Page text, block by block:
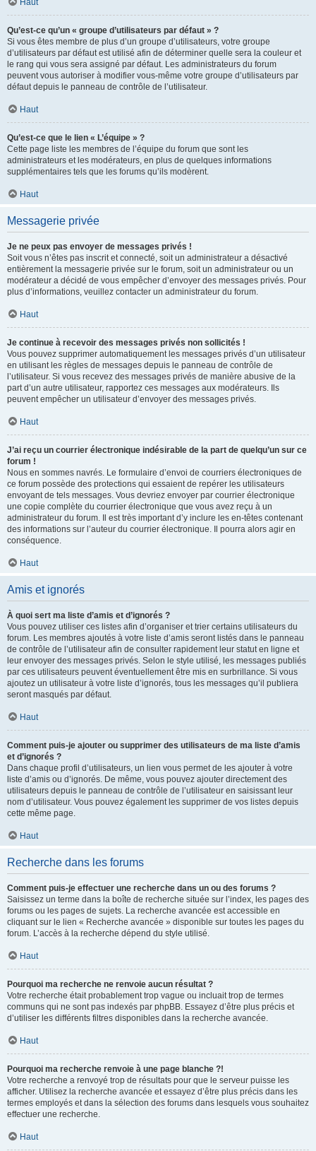
Haut
Qu’est-ce qu’un « groupe d’utilisateurs par défaut » ?
Si vous êtes membre de plus d’un groupe d’utilisateurs, votre groupe
d’utilisateurs par défaut est utilisé afin de déterminer quelle sera la couleur et
le rang qui vous sera assigné par défaut. Les administrateurs du forum
peuvent vous autoriser à modifier vous-même votre groupe d’utilisateurs par
défaut depuis le panneau de contrôle de l’utilisateur.
Haut
Qu’est-ce que le lien « L’équipe » ?
Cette page liste les membres de l’équipe du forum que sont les
administrateurs et les modérateurs, en plus de quelques informations
supplémentaires tels que les forums qu’ils modèrent.
Haut
Messagerie privée
Je ne peux pas envoyer de messages privés !
Soit vous n’êtes pas inscrit et connecté, soit un administrateur a désactivé
entièrement la messagerie privée sur le forum, soit un administrateur ou un
modérateur a décidé de vous empêcher d’envoyer des messages privés. Pour
plus d’informations, veuillez contacter un administrateur du forum.
Haut
Je continue à recevoir des messages privés non sollicités !
Vous pouvez supprimer automatiquement les messages privés d’un utilisateur
en utilisant les règles de messages depuis le panneau de contrôle de
l’utilisateur. Si vous recevez des messages privés de manière abusive de la
part d’un autre utilisateur, rapportez ces messages aux modérateurs. Ils
peuvent empêcher un utilisateur d’envoyer des messages privés.
Haut
J’ai reçu un courrier électronique indésirable de la part de quelqu’un sur ce
forum !
Nous en sommes navrés. Le formulaire d’envoi de courriers électroniques de
ce forum possède des protections qui essaient de repérer les utilisateurs
envoyant de tels messages. Vous devriez envoyer par courrier électronique
une copie complète du courrier électronique que vous avez reçu à un
administrateur du forum. Il est très important d’y inclure les en-têtes contenant
des informations sur l’auteur du courrier électronique. Il pourra alors agir en
conséquence.
Haut
Amis et ignorés
À quoi sert ma liste d’amis et d’ignorés ?
Vous pouvez utiliser ces listes afin d’organiser et trier certains utilisateurs du
forum. Les membres ajoutés à votre liste d’amis seront listés dans le panneau
de contrôle de l’utilisateur afin de consulter rapidement leur statut en ligne et
leur envoyer des messages privés. Selon le style utilisé, les messages publiés
par ces utilisateurs peuvent éventuellement être mis en surbrillance. Si vous
ajoutez un utilisateur à votre liste d’ignorés, tous les messages qu’il publiera
seront masqués par défaut.
Haut
Comment puis-je ajouter ou supprimer des utilisateurs de ma liste d’amis
et d’ignorés ?
Dans chaque profil d’utilisateurs, un lien vous permet de les ajouter à votre
liste d’amis ou d’ignorés. De même, vous pouvez ajouter directement des
utilisateurs depuis le panneau de contrôle de l’utilisateur en saisissant leur
nom d’utilisateur. Vous pouvez également les supprimer de vos listes depuis
cette même page.
Haut
Recherche dans les forums
Comment puis-je effectuer une recherche dans un ou des forums ?
Saisissez un terme dans la boîte de recherche située sur l’index, les pages des
forums ou les pages de sujets. La recherche avancée est accessible en
cliquant sur le lien « Recherche avancée » disponible sur toutes les pages du
forum. L’accès à la recherche dépend du style utilisé.
Haut
Pourquoi ma recherche ne renvoie aucun résultat ?
Votre recherche était probablement trop vague ou incluait trop de termes
communs qui ne sont pas indexés par phpBB. Essayez d’être plus précis et
d’utiliser les différents filtres disponibles dans la recherche avancée.
Haut
Pourquoi ma recherche renvoie à une page blanche ?!
Votre recherche a renvoyé trop de résultats pour que le serveur puisse les
afficher. Utilisez la recherche avancée et essayez d’être plus précis dans les
termes employés et dans la sélection des forums dans lesquels vous souhaitez
effectuer une recherche.
Haut